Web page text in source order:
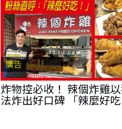
廣告
炸物控必收！ 辣個炸雞
法炸出好口碑 「辣麼好吃